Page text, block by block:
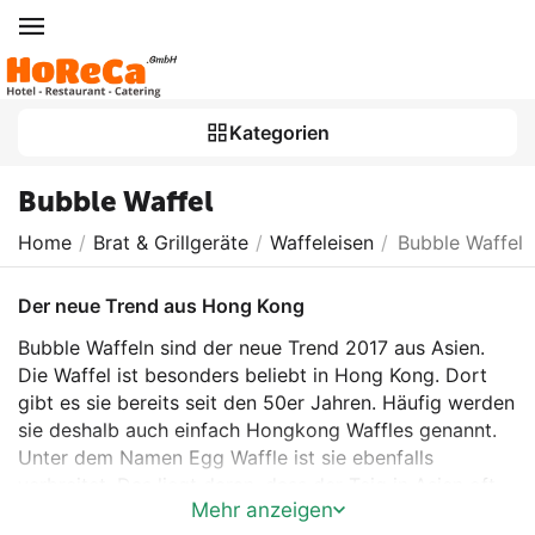
Kategorien
Bubble Waffel
Home / Brat & Grillgeräte / Waffeleisen / Bubble Waffel
Der neue Trend aus Hong Kong
Bubble Waffeln sind der neue Trend 2017 aus Asien.
Die Waffel ist besonders beliebt in Hong Kong. Dort
gibt es sie bereits seit den 50er Jahren. Häufig werden
sie deshalb auch einfach Hongkong Waffles genannt.
Unter dem Namen Egg Waffle ist sie ebenfalls
Ei-lastig ist und weil die Bubbles der Waffel an
Mehr anzeigen